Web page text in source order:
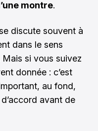
montre.
discute souvent à
dans le sens
si vous suivez
donnée : c’est
au fond,
avant de